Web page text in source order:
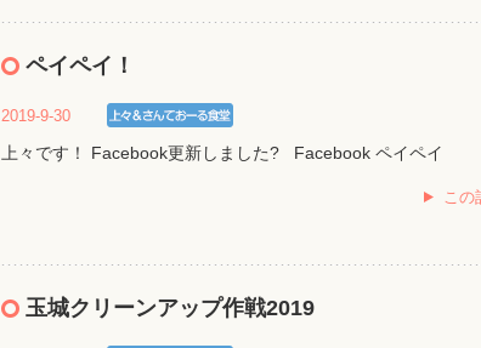
ペイペイ！
2019-9-30
上々です！ Facebook更新しました? Facebook ペイペイ
この
玉城クリーンアップ作戦2019